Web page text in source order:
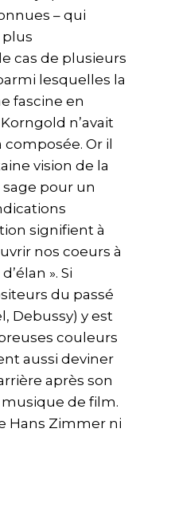
– qui
plus
cas de plusieurs
lesquelles la
fascine en
n’avait
composée. Or il
vision de la
pour un
signifient à
nos coeurs à
». Si
du passé
Debussy) y est
couleurs
aussi deviner
après son
musique de film.
Hans Zimmer ni